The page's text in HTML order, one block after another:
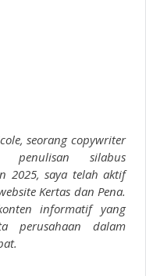
seorang copywriter
penulisan silabus
2025, saya telah aktif
Kertas dan Pena.
informatif yang
perusahaan dalam